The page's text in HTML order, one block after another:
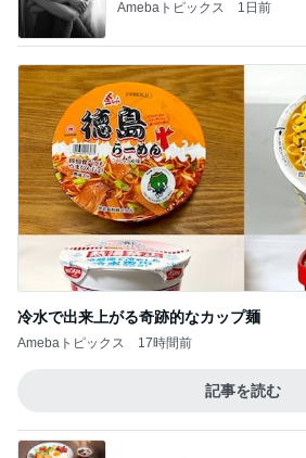
Amebaトピックス 1日前
冷水で出来上がる奇跡的なカップ麺
Amebaトピックス 17時間前
記事を読む